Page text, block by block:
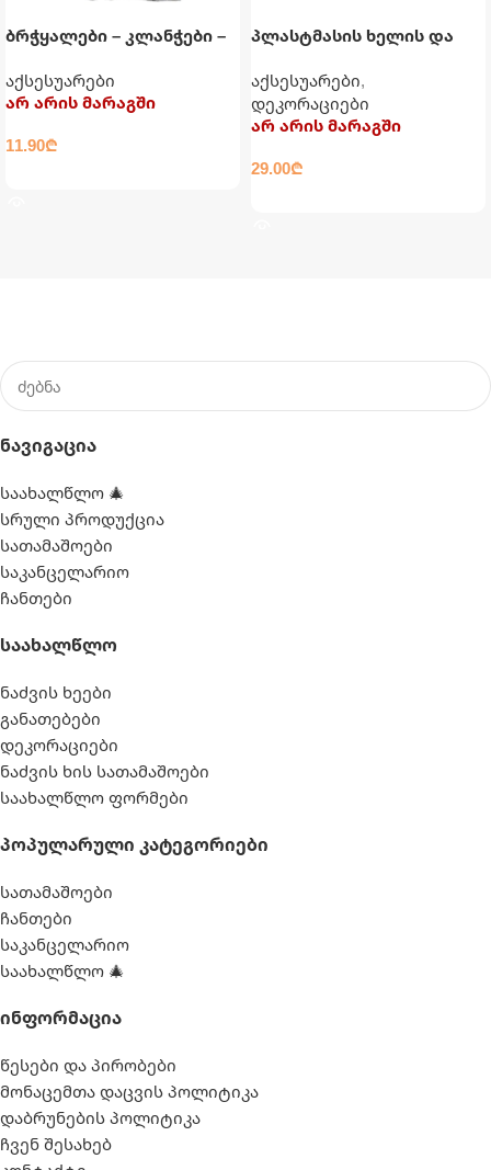
ბრჭყალები – კლანჭები –
აქსესუარები
არ არის მარაგში
11.90₾
პლასტმასის ხელის და
აქსესუარები,
დეკორაციები
არ არის მარაგში
29.00₾
Ნავიგაცია
საახალწლო 🎄
სრული პროდუქცია
სათამაშოები
საკანცელარიო
ჩანთები
Საახალწლო
ნაძვის ხეები
განათებები
დეკორაციები
ნაძვის ხის სათამაშოები
საახალწლო ფორმები
Პოპულარული Კატეგორიები
სათამაშოები
ჩანთები
საკანცელარიო
საახალწლო 🎄
Ინფორმაცია
წესები და პირობები
მონაცემთა დაცვის პოლიტიკა
დაბრუნების პოლიტიკა
ჩვენ შესახებ